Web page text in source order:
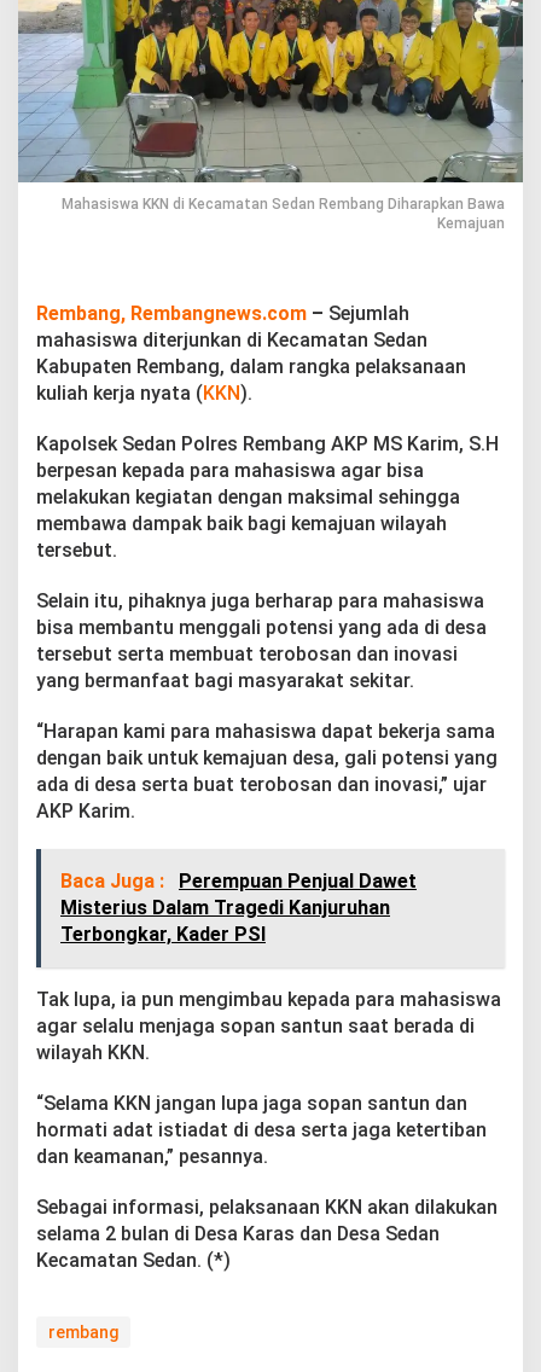
a
m
a
t
a
n
d
a
b
a
g
h
a
a
p
n
a
w
a
e
a
j
Mahasiswa KKN di Kecamatan Sedan Rembang Diharapkan Bawa
Kemajuan
Rembang, Rembangnews.com – Sejumlah
mahasiswa diterjunkan di Kecamatan Sedan
Kabupaten Rembang, dalam rangka pelaksanaan
kuliah kerja nyata (KKN).
Kapolsek Sedan Polres Rembang AKP MS Karim, S.H
berpesan kepada para mahasiswa agar bisa
melakukan kegiatan dengan maksimal sehingga
membawa dampak baik bagi kemajuan wilayah
tersebut.
Selain itu, pihaknya juga berharap para mahasiswa
bisa membantu menggali potensi yang ada di desa
tersebut serta membuat terobosan dan inovasi
yang bermanfaat bagi masyarakat sekitar.
“Harapan kami para mahasiswa dapat bekerja sama
dengan baik untuk kemajuan desa, gali potensi yang
ada di desa serta buat terobosan dan inovasi,” ujar
AKP Karim.
Baca Juga :
Perempuan Penjual Dawet
Misterius Dalam Tragedi Kanjuruhan
Terbongkar, Kader PSI
Tak lupa, ia pun mengimbau kepada para mahasiswa
agar selalu menjaga sopan santun saat berada di
wilayah KKN.
“Selama KKN jangan lupa jaga sopan santun dan
hormati adat istiadat di desa serta jaga ketertiban
dan keamanan,” pesannya.
Sebagai informasi, pelaksanaan KKN akan dilakukan
selama 2 bulan di Desa Karas dan Desa Sedan
Kecamatan Sedan. (*)
rembang